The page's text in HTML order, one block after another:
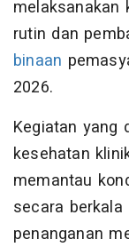
melaksanakan
rutin dan
binaan
2026.
Kegiatan yang
kesehatan
memantau
secara
penanganan